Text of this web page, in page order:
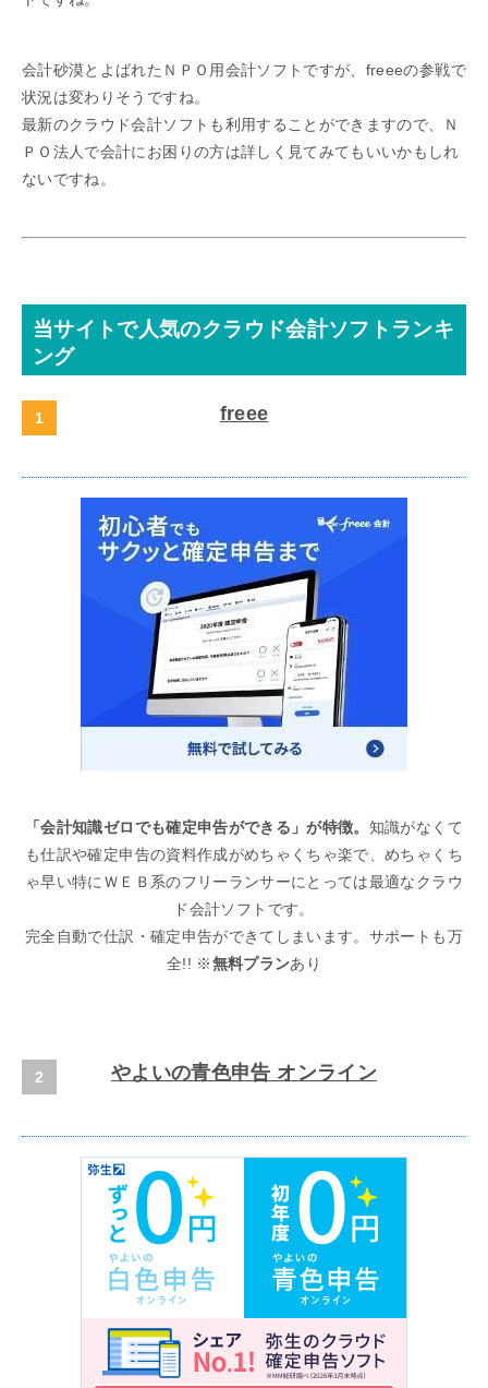
会計砂漠とよばれたＮＰＯ用会計ソフトですが、freeeの参戦で
状況は変わりそうですね。
最新のクラウド会計ソフトも利用することができますので、Ｎ
ＰＯ法人で会計にお困りの方は詳しく見てみてもいいかもしれ
ないですね。
当サイトで人気のクラウド会計ソフトランキ
ング
freee
「会計知識ゼロでも確定申告ができる」が特徴。 知識がなくて
も仕訳や確定申告の資料作成がめちゃくちゃ楽で、めちゃくち
ゃ早い特にＷＥＢ系のフリーランサーにとっては最適なクラウ
ド会計ソフトです。
完全自動で仕訳・確定申告ができてしまいます。サポートも万
全!! ※無料プランあり
やよいの青色申告 オンライン